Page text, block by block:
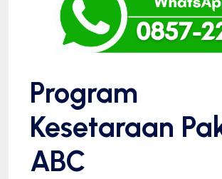
Program
Kesetaraan
ABC